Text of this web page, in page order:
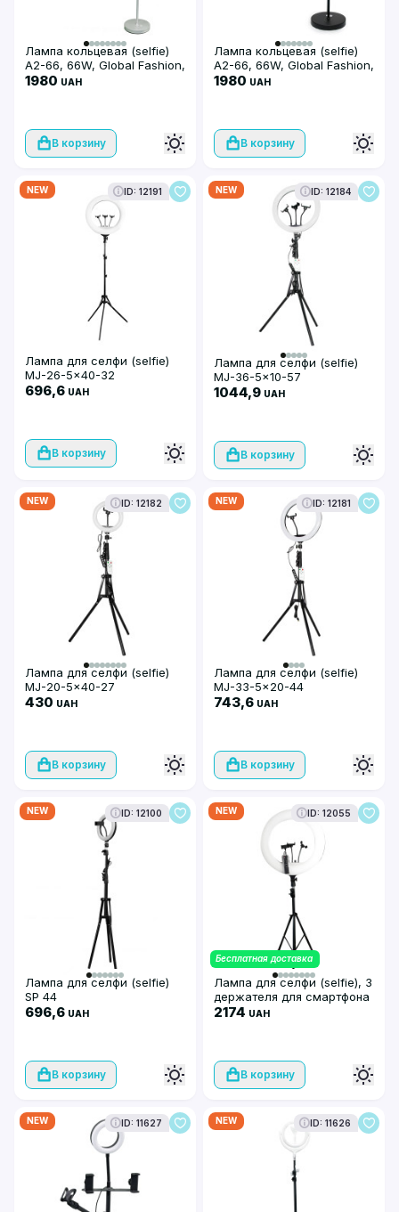
Лампа кольцевая (selfie)
A2-66, 66W, Global Fashion,
серебристая
1980 UAH
В корзину
Лампа кольцевая (selfie)
A2-66, 66W, Global Fashion,
черная
1980 UAH
В корзину
NEW ID: 12191
Лампа для селфи (selfie)
MJ-26-5x40-32
696,6 UAH
В корзину
NEW ID: 12184
Лампа для селфи (selfie)
MJ-36-5x10-57
1044,9 UAH
В корзину
NEW ID: 12182
Лампа для селфи (selfie)
MJ-20-5x40-27
430 UAH
В корзину
NEW ID: 12181
Лампа для селфи (selfie)
MJ-33-5x20-44
743,6 UAH
В корзину
NEW ID: 12100
Лампа для селфи (selfie)
SP 44
696,6 UAH
В корзину
NEW ID: 12055
Бесплатная доставка
Лампа для селфи (selfie), 3
держателя для смартфона
RL-21-20x6 148
2174 UAH
В корзину
NEW ID: 11627 NEW ID: 11626